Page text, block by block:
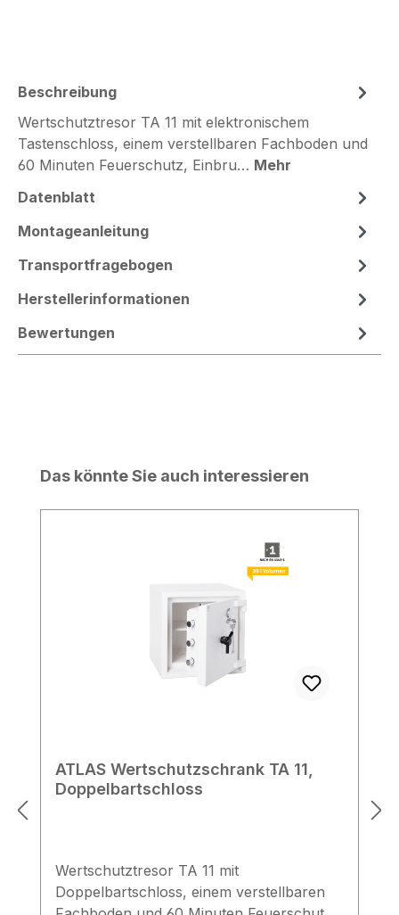
Beschreibung
Wertschutztresor TA 11 mit elektronischem
Tastenschloss, einem verstellbaren Fachboden und
60 Minuten Feuerschutz, Einbru… Mehr
Datenblatt
Montageanleitung
Transportfragebogen
Herstellerinformationen
Bewertungen
Produktgalerie überspringen
Das könnte Sie auch interessieren
ATLAS Wertschutzschrank TA 11,
Doppelbartschloss
Wertschutztresor TA 11 mit
Doppelbartschloss, einem verstellbaren